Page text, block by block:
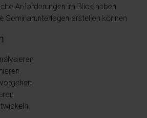
Anforderungen im Blick haben
Seminarunterlagen erstellen können